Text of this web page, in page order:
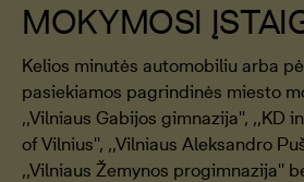
MOKYMOSI
Kelios minutės automobiliu arba
pasiekiamos pagrindinės miesto
,,Vilniaus Gabijos gimnazija'', ,,KD
of Vilnius'', ,,Vilniaus Aleksandro
,,Vilniaus Žemynos progimnazija''